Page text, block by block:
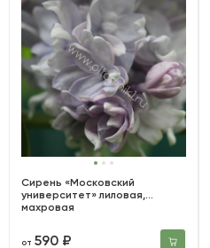
Сирень «Московский
университет» лиловая,
махровая
от590 ₽